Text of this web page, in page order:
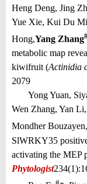
Heng Deng, Jing
Yue Xie, Kui Du
Hong,Yang Zhang
metabolic map
kiwifruit (Actinidia
2079
Yong Yuan,
Wen Zhang, Yan
Mondher
SlWRKY35
activating the MEP
Phytologist